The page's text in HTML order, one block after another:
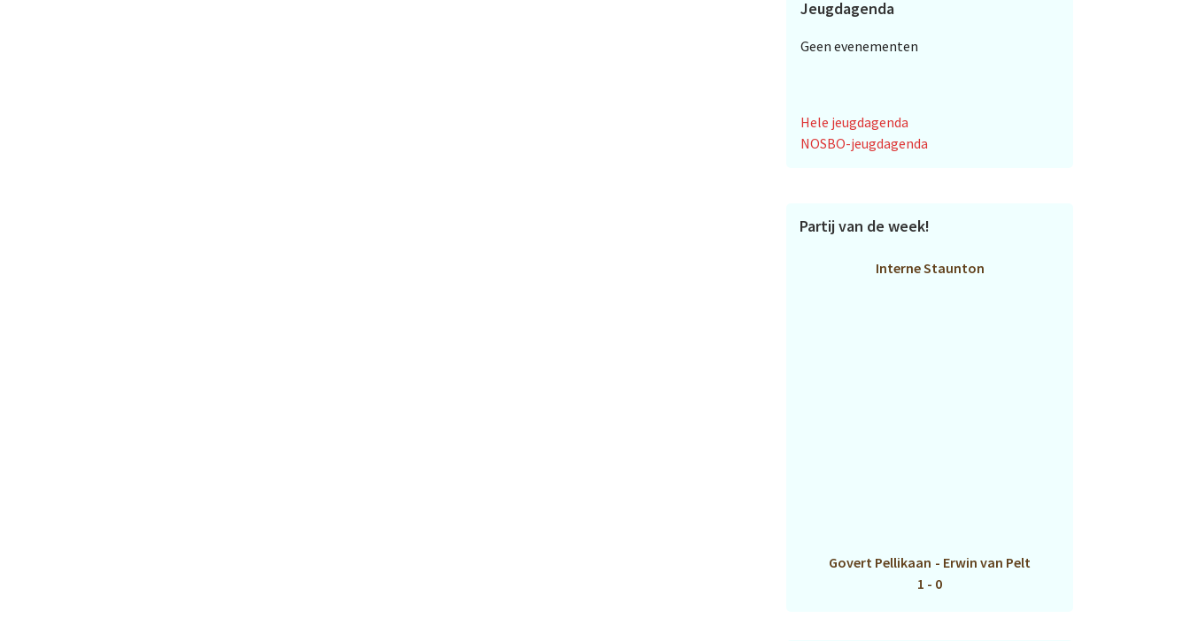
Jeugdagenda
Geen evenementen
Hele jeugdagenda
NOSBO-jeugdagenda
Partij van de week!
Interne Staunton
Govert Pellikaan - Erwin van Pelt
1 - 0